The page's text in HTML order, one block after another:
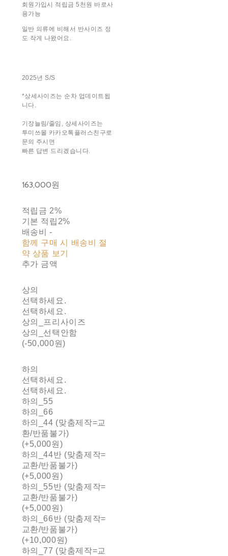
회원가입시 적립금 5천원 바로사
용가능
일반 의류에 비해서 반사이즈 정
도 작게 나왔어요.
2025년 S/S
*상세사이즈는 순차 업데이트됩
니다.
기장늘림/줄임, 상세사이즈는
투미쓰몰 카카오톡플러스친구로
문의 주시면
빠른 답변 드리겠습니다.
163,000원
적립금 2%
기본 적립 2%
배송비-
함께 구매 시 배송비 절
약 상품 보기
추가 금액
상의
선택하세요.
선택하세요.
상의_프리사이즈
상의_선택안함
(-50,000원)
하의
선택하세요.
선택하세요.
하의_55
하의_66
하의_44 (맞춤제작=교
환/반품불가)
(+5,000원)
하의_44반 (맞춤제작=
교환/반품불가)
(+5,000원)
하의_55반 (맞춤제작=
교환/반품불가)
(+5,000원)
하의_66반 (맞춤제작=
교환/반품불가)
(+10,000원)
하의_77 (맞춤제작=교